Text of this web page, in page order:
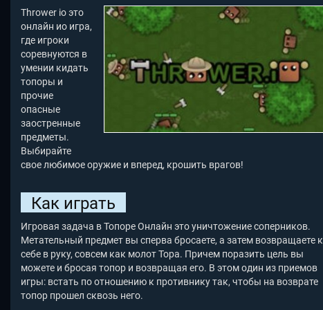
Thrower io это
онлайн ио игра,
где игроки
соревнуются в
умении кидать
топоры и
прочие
опасные
заостренные
предметы.
Выбирайте
свое любимое оружие и вперед, крошить врагов!
Как играть
Игровая задача в Топоре Онлайн это уничтожение соперников.
Метательный предмет вы сперва бросаете, а затем возвращаете к
себе в руку, совсем как молот Тора. Причем поразить цель вы
можете и бросая топор и возвращая его. В этом один из приемов
игры: встать по отношению к противнику так, чтобы на возврате
топор прошел сквозь него.